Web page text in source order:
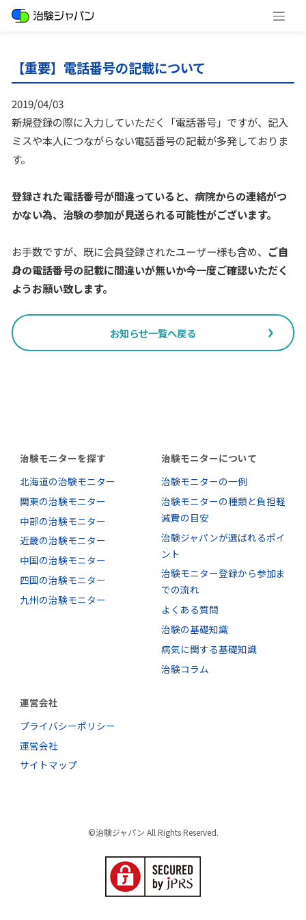
【重要】電話番号の記載について
2019/04/03
新規登録の際に入力していただく「電話番号」ですが、記入
ミスや本人につながらない電話番号の記載が多発しておりま
す。
登録された電話番号が間違っていると、病院からの連絡がつ
かない為、治験の参加が見送られる可能性がございます。
お手数ですが、既に会員登録されたユーザー様も含め、 ご自
身の電話番号の記載に間違いが無いか今一度ご確認いただく
ようお願い致します。
お知らせ一覧へ戻る
治験モニターを探す
北海道の治験モニター
関東の治験モニター
中部の治験モニター
近畿の治験モニター
中国の治験モニター
四国の治験モニター
九州の治験モニター
治験モニターについて
治験モニターの一例
治験モニターの種類と負担軽
減費の目安
治験ジャパンが選ばれるポイ
ント
治験モニター登録から参加ま
での流れ
よくある質問
治験の基礎知識
病気に関する基礎知識
治験コラム
運営会社
プライバシーポリシー
運営会社
サイトマップ
©治験ジャパン All Rights Reserved.